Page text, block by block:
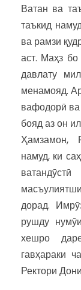
Ватан ва
таъкид
ва рамзи
аст. Маҳз
давлату
менамояд.
вафодорӣ ва
бояд аз он
Ҳамзамон,
намуд, ки
дорад.
рушду
хешро
гавҳараки
Ректори